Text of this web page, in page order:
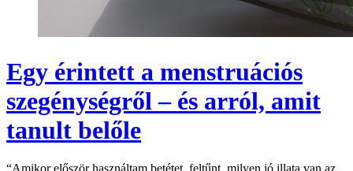
Egy érintett a menstruációs
szegénységről – és arról, amit
tanult belőle